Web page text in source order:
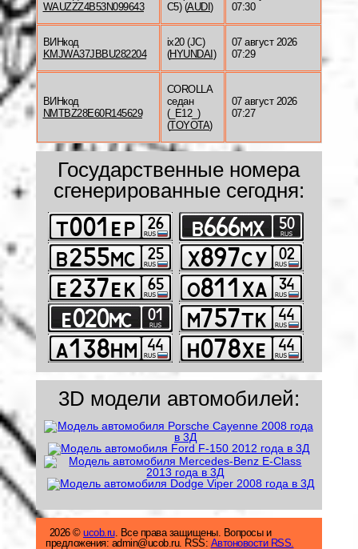
WAUZZZ4B53N099643
C5) (AUDI)
07:30
ВИНкод
KMJWA37JBBU282204
ix20 (JC)
(HYUNDAI)
07 август 2026
07:29
ВИНкод
NMTBZ28E60R145629
COROLLA
седан
(_E12_)
(TOYOTA)
07 август 2026
07:27
Государственные номера
сгенерированные сегодня:
3D модели автомобилей:
2026 © ucob.ru. Все права защищены. Вопросы и
предложения: admin@ucob.ru. RSS: Автоновости RSS.